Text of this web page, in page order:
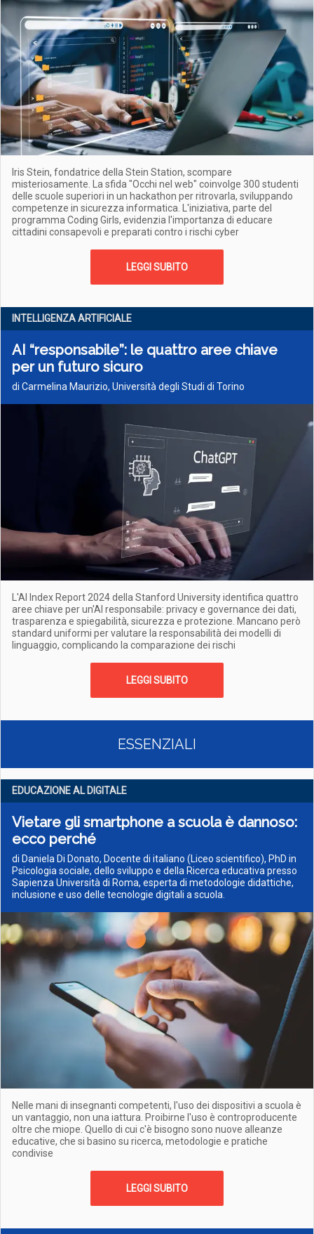
Iris Stein, fondatrice della Stein Station, scompare
misteriosamente. La sfida "Occhi nel web" coinvolge 300 studenti
delle scuole superiori in un hackathon per ritrovarla, sviluppando
competenze in sicurezza informatica. L'iniziativa, parte del
programma Coding Girls, evidenzia l'importanza di educare
cittadini consapevoli e preparati contro i rischi cyber
LEGGI SUBITO
INTELLIGENZA ARTIFICIALE
AI “responsabile”: le quattro aree chiave
per un futuro sicuro
di Carmelina Maurizio, Università degli Studi di Torino
L'AI Index Report 2024 della Stanford University identifica quattro
aree chiave per un'AI responsabile: privacy e governance dei dati,
trasparenza e spiegabilità, sicurezza e protezione. Mancano però
standard uniformi per valutare la responsabilità dei modelli di
linguaggio, complicando la comparazione dei rischi
LEGGI SUBITO
ESSENZIALI
EDUCAZIONE AL DIGITALE
Vietare gli smartphone a scuola è dannoso:
ecco perché
di Daniela Di Donato, Docente di italiano (Liceo scientifico), PhD in
Psicologia sociale, dello sviluppo e della Ricerca educativa presso
Sapienza Università di Roma, esperta di metodologie didattiche,
inclusione e uso delle tecnologie digitali a scuola.
Nelle mani di insegnanti competenti, l'uso dei dispositivi a scuola è
un vantaggio, non una iattura. Proibirne l'uso è controproducente
oltre che miope. Quello di cui c'è bisogno sono nuove alleanze
educative, che si basino su ricerca, metodologie e pratiche
condivise
LEGGI SUBITO